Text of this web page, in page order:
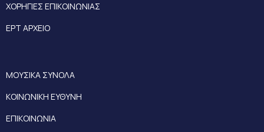
ΧΟΡΗΓΙΕΣ ΕΠΙΚΟΙΝΩΝΙΑΣ
ΕΡΤ ΑΡΧΕΙΟ
ΜΟΥΣΙΚΑ ΣΥΝΟΛΑ
ΚΟΙΝΩΝΙΚΗ ΕΥΘΥΝΗ
ΕΠΙΚΟΙΝΩΝΙΑ